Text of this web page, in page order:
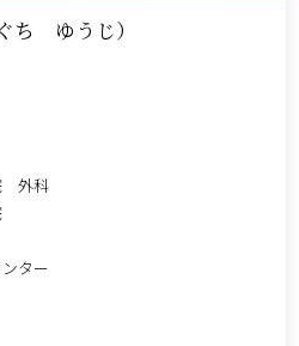
ゆうじ）
外科
ター